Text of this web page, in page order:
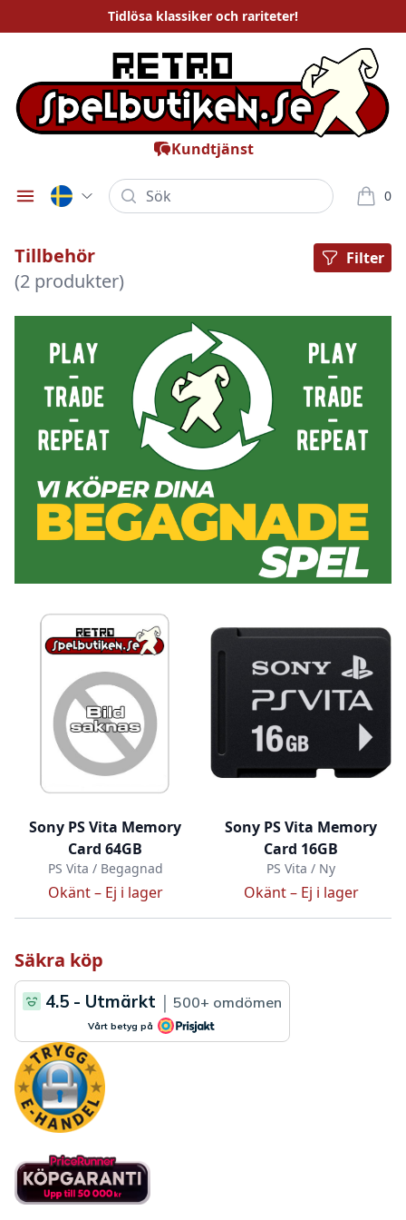
Tidlösa klassiker och rariteter!
Kundtjänst
Öppna meny
Sök 0
varor i
Tillbehör
(2 produkter)
Filter
Sony PS Vita Memory
Card 64GB
PS Vita / Begagnad
Okänt – Ej i lager
Sony PS Vita Memory
Card 16GB
PS Vita / Ny
Okänt – Ej i lager
Säkra köp